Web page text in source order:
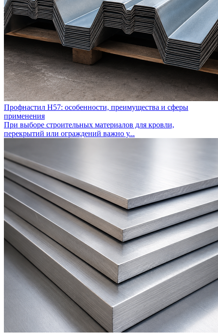
Профнастил Н57: особенности, преимущества и сферы
применения
При выборе строительных материалов для кровли,
перекрытий или ограждений важно у...